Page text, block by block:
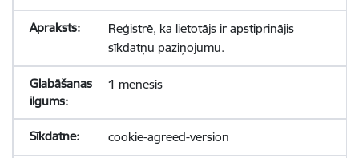
Reģistrē, ka lietotājs ir apstiprinājis
sīkdatņu paziņojumu.
1 mēnesis
cookie-agreed-version